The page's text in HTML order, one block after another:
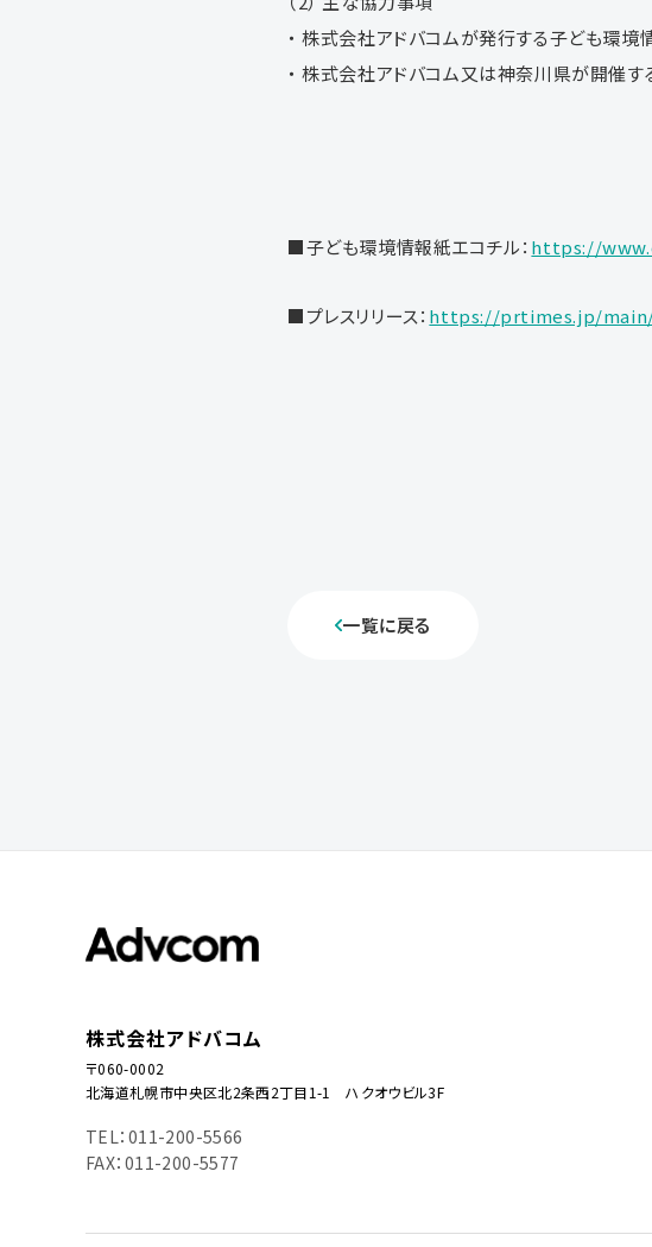
・ 株式会社アドバコムが発行する子ども環境
・ 株式会社アドバコム又は神奈川県が開催す
■子ども環境情報紙エコチル： https://
■プレスリリース： https://prtimes.jp/main/
一覧に戻る
株式会社アドバコム
〒060-0002
北海道札幌市中央区北2条西2丁目1-1 ハクオウビル3F
TEL：011-200-5566
FAX：011-200-5577